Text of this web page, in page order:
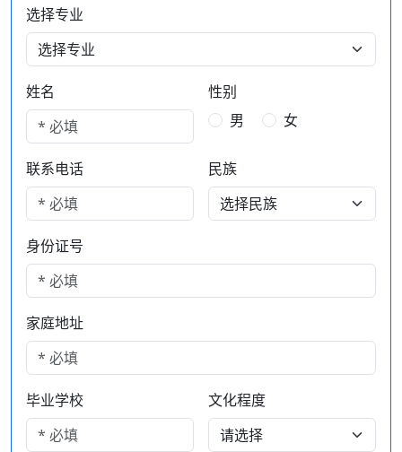
选择专业
姓名
性别
男
女
联系电话 民族
身份证号
家庭地址
毕业学校 文化程度